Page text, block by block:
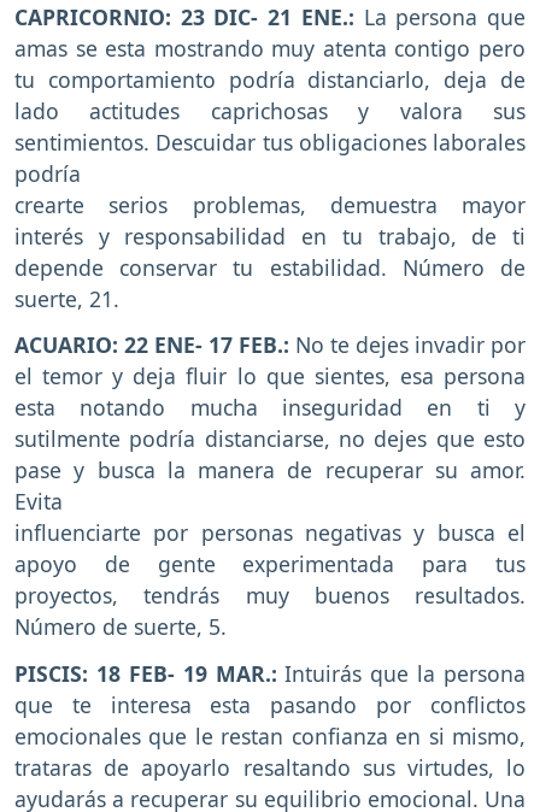
CAPRICORNIO: 23 DIC- 21 ENE.: La persona que
amas se esta mostrando muy atenta contigo pero
tu comportamiento podría distanciarlo, deja de
lado actitudes caprichosas y valora sus
sentimientos. Descuidar tus obligaciones laborales
podría
crearte serios problemas, demuestra mayor
interés y responsabilidad en tu trabajo, de ti
depende conservar tu estabilidad. Número de
suerte, 21.
ACUARIO: 22 ENE- 17 FEB.: No te dejes invadir por
el temor y deja fluir lo que sientes, esa persona
esta notando mucha inseguridad en ti y
sutilmente podría distanciarse, no dejes que esto
pase y busca la manera de recuperar su amor.
Evita
influenciarte por personas negativas y busca el
apoyo de gente experimentada para tus
proyectos, tendrás muy buenos resultados.
Número de suerte, 5.
PISCIS: 18 FEB- 19 MAR.: Intuirás que la persona
que te interesa esta pasando por conflictos
emocionales que le restan confianza en si mismo,
trataras de apoyarlo resaltando sus virtudes, lo
ayudarás a recuperar su equilibrio emocional. Una